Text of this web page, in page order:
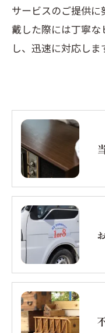
サービスのご提供
戴した際には丁寧
し、迅速に対応しま